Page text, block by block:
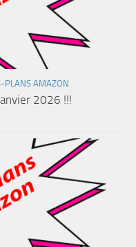
PLANS AMAZON
2026 !!!